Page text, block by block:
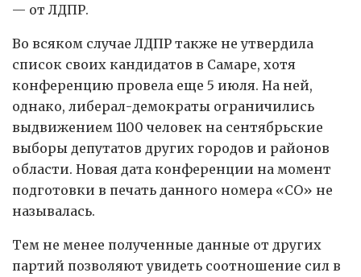
— от ЛДПР.
Во всяком случае ЛДПР также не утвердила
список своих кандидатов в Самаре, хотя
конференцию провела еще 5 июля. На ней,
однако, либерал-демократы ограничились
выдвижением 1100 человек на сентябрьские
выборы депутатов других городов и районов
области. Новая дата конференции на момент
подготовки в печать данного номера «СО» не
называлась.
Тем не менее полученные данные от других
партий позволяют увидеть соотношение сил в